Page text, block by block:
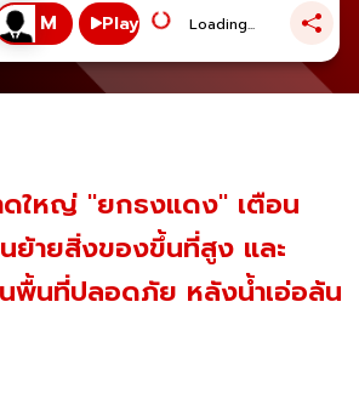
Play Loading...
ดใหญ่ "ยกธงแดง" เตือน
นย้ายสิ่งของขึ้นที่สูง และ
นพื้นที่ปลอดภัย หลังน้ำเอ่อล้น